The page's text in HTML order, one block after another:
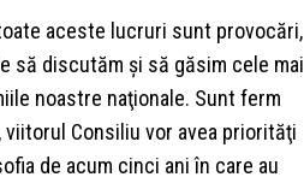
aceste lucruri sunt provocări,
să discutăm şi să găsim cele mai
noastre naţionale. Sunt ferm
viitorul Consiliu vor avea priorităţi
de acum cinci ani în care au